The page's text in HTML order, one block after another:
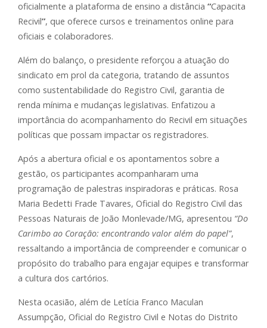
oficialmente a plataforma de ensino a distância “Capacita
Recivil”, que oferece cursos e treinamentos online para
oficiais e colaboradores.
Além do balanço, o presidente reforçou a atuação do
sindicato em prol da categoria, tratando de assuntos
como sustentabilidade do Registro Civil, garantia de
renda mínima e mudanças legislativas. Enfatizou a
importância do acompanhamento do Recivil em situações
políticas que possam impactar os registradores.
Após a abertura oficial e os apontamentos sobre a
gestão, os participantes acompanharam uma
programação de palestras inspiradoras e práticas. Rosa
Maria Bedetti Frade Tavares, Oficial do Registro Civil das
Pessoas Naturais de João Monlevade/MG, apresentou “Do
Carimbo ao Coração: encontrando valor além do papel”,
ressaltando a importância de compreender e comunicar o
propósito do trabalho para engajar equipes e transformar
a cultura dos cartórios.
Nesta ocasião, além de Letícia Franco Maculan
Assumpção, Oficial do Registro Civil e Notas do Distrito